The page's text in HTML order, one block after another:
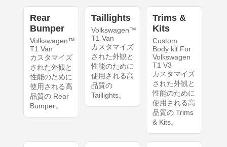
Rear
Bumper
Volkswagen™
T1 Van
カスタマイズ
された外観と
性能のために
使用される高
品質の Rear
Bumper。
Taillights
Volkswagen™
T1 Van
カスタマイズ
された外観と
性能のために
使用される高
品質の
Taillights。
Trims &
Kits
Custom
Body kit For
Volkswagen
T1 V3
カスタマイズ
された外観と
性能のために
使用される高
品質の Trims
& Kits。